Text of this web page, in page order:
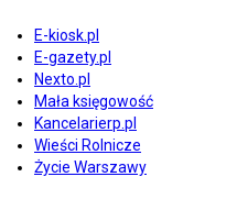
E-kiosk.pl
E-gazety.pl
Nexto.pl
Mała księgowość
Kancelarierp.pl
Wieści Rolnicze
Życie Warszawy